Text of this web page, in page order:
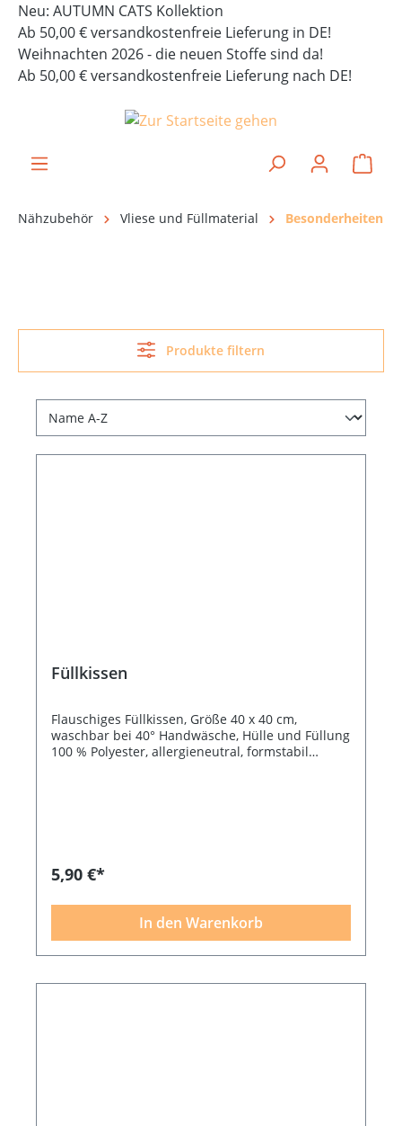
springen
Neu: AUTUMN CATS Kollektion
Ab 50,00 € versandkostenfreie Lieferung in DE!
Weihnachten 2026 - die neuen Stoffe sind da!
Ab 50,00 € versandkostenfreie Lieferung nach DE!
Nähzubehör Vliese und Füllmaterial Besonderheiten
Produkte filtern
Füllkissen
Flauschiges Füllkissen, Größe 40 x 40 cm,
waschbar bei 40° Handwäsche, Hülle und Füllung
100 % Polyester, allergieneutral, formstabil
5,90 €*
In den Warenkorb